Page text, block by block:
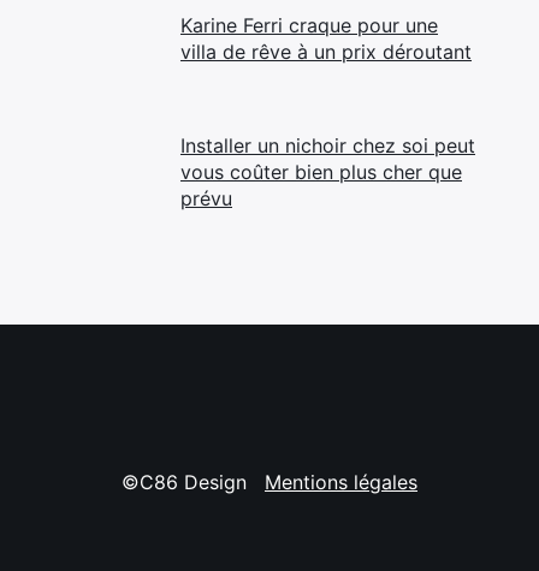
Karine Ferri craque pour une
villa de rêve à un prix déroutant
Installer un nichoir chez soi peut
vous coûter bien plus cher que
prévu
©C86 Design Mentions légales